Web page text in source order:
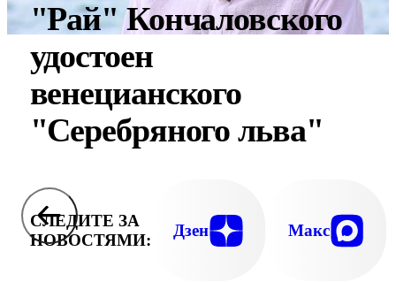
"Рай" Кончаловского
удостоен
венецианского
"Серебряного льва"
СЛЕДИТЕ ЗА
НОВОСТЯМИ:
Дзен Макс